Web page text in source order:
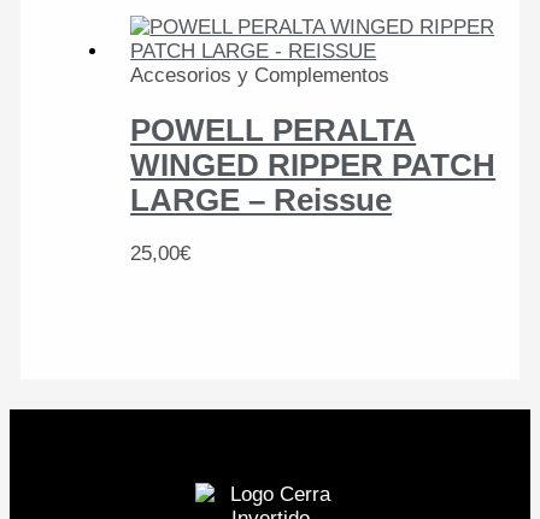
Accesorios y Complementos
POWELL PERALTA
WINGED RIPPER PATCH
LARGE – Reissue
25,00€